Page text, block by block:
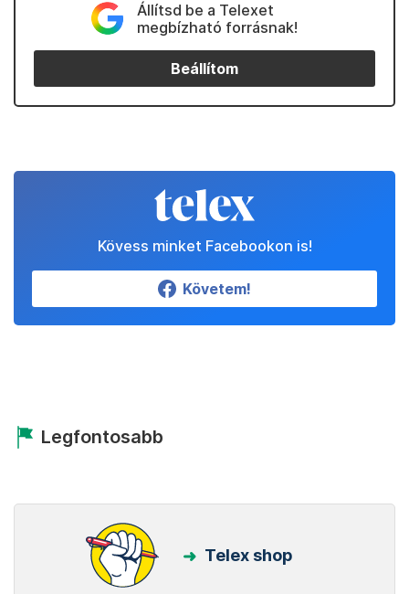
Állítsd be a Telexet
megbízható forrásnak!
Beállítom
Kövess minket Facebookon is!
Követem!
Legfontosabb
Telex shop